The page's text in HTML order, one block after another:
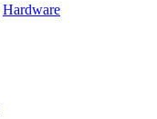
Hardware